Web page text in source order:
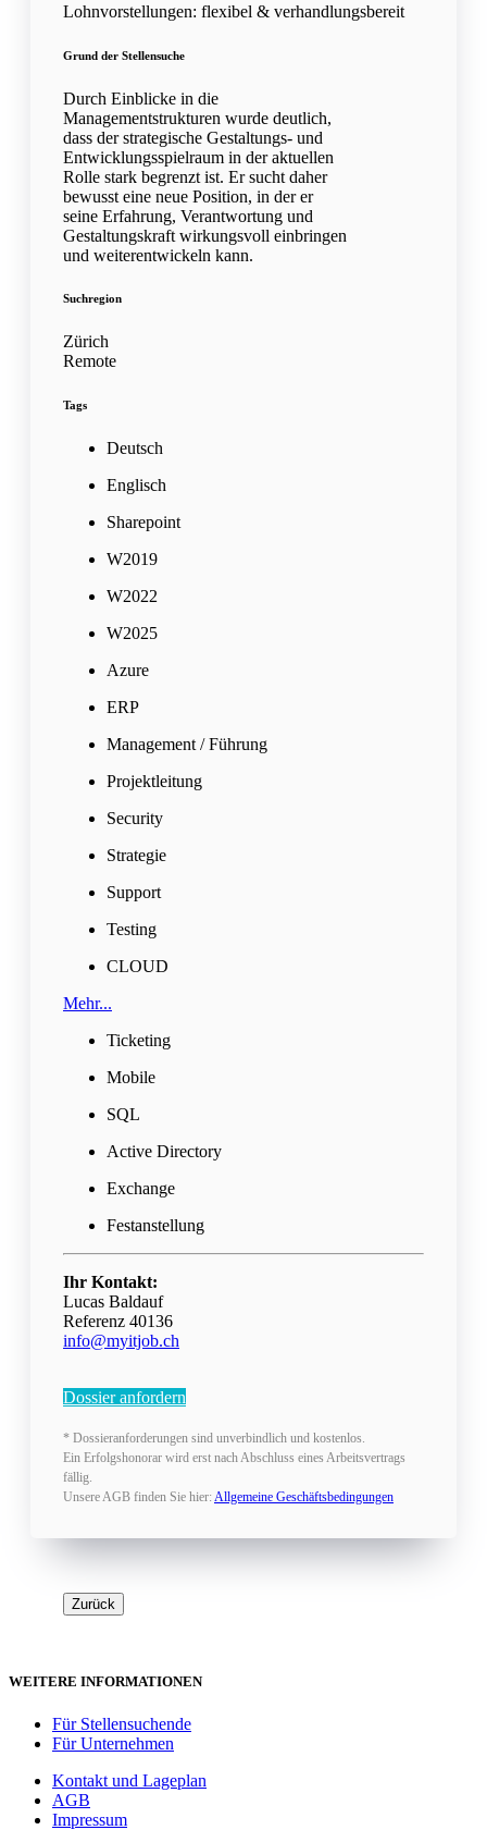
Lohnvorstellungen: flexibel & verhandlungsbereit
Grund der Stellensuche
Durch Einblicke in die
Managementstrukturen wurde deutlich,
dass der strategische Gestaltungs- und
Entwicklungsspielraum in der aktuellen
Rolle stark begrenzt ist. Er sucht daher
bewusst eine neue Position, in der er
seine Erfahrung, Verantwortung und
Gestaltungskraft wirkungsvoll einbringen
und weiterentwickeln kann.
Suchregion
Zürich
Remote
Tags
Deutsch
Englisch
Sharepoint
W2019
W2022
W2025
Azure
ERP
Management / Führung
Projektleitung
Security
Strategie
Support
Testing
CLOUD
Mehr...
Ticketing
Mobile
SQL
Active Directory
Exchange
Festanstellung
Ihr Kontakt:
Lucas Baldauf
Referenz 40136
info@myitjob.ch
Dossier anfordern
* Dossieranforderungen sind unverbindlich und kostenlos.
Ein Erfolgshonorar wird erst nach Abschluss eines Arbeitsvertrags
fällig.
Unsere AGB finden Sie hier: Allgemeine Geschäftsbedingungen
Zurück
WEITERE INFORMATIONEN
Für Stellensuchende
Für Unternehmen
Kontakt und Lageplan
AGB
Impressum